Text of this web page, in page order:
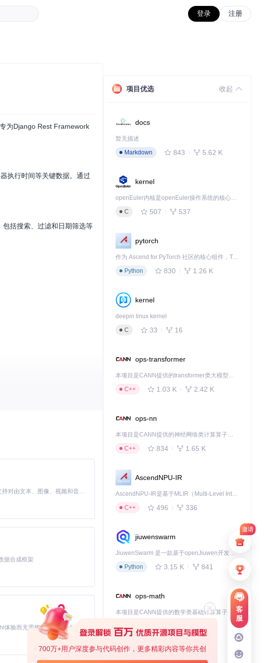
登录 注册
邀请
客
服
700万+用户深度参与代码创作，更多精彩内容等你共创
为Django Rest Framework
执行时间等关键数据。通过
括搜索、过滤和日期筛选等
MiniMax H3 是一个通用的全模态生成系统。它支持对由文本、图像、视频和音频组成的多模态上下文进行统一理解，并能生成分辨率高达 2K、时长可达 15 秒的带原生立体声音频的视频。得益于面向任务泛化的系统设计，H3 在预训练阶段就已具备广泛的多模态上下文理解与生成能力，能够出色地执行复杂的多模态指令。
据合成框架
基于Python的Xiaozhi AI，适用于想要完整Xiaozhi体验而无需拥有专用硬件的用户。
项目优选 收起
docs
暂无描述
Markdown
843 5.62 K
kernel
openEuler内核是openEuler操作系统的核心，既是系统性能与稳定性的基石，也是连接处理器、设备与服务的桥梁。
C
507 537
pytorch
作为 Ascend for PyTorch 社区的核心组件，TorchNPU 是昇腾专为 PyTorch 打造的深度学习适配插件，使 PyTorch 框架能够直接调用昇腾 NPU，为开发者提供昇腾 AI 处理器的超强算力。
Python
830 1.26 K
kernel
deepin linux kernel
C
33 16
ops-transformer
本项目是CANN提供的transformer类大模型算子库，实现网络在NPU上加速计算。
C++
1.03 K 2.42 K
ops-nn
本项目是CANN提供的神经网络类计算算子库，实现网络在NPU上加速计算。
C++
834 1.65 K
AscendNPU-IR
AscendNPU-IR是基于MLIR（Multi-Level Intermediate Representation）构建的，面向昇腾亲和算子编译时使用的中间表示，提供昇腾完备表达能力，通过编译优化提升昇腾AI处理器计算效率，支持通过生态框架使能昇腾AI处理器与深度调优
C++
496 336
jiuwenswarm
JiuwenSwarm 是一款基于openJiuwen开发的智能AI Agent，它能够将大语言模型的强大能力，通过你日常使用的各类通讯应用，直接延伸至你的指尖。
Python
3.15 K 841
ops-math
C++
deveco-code